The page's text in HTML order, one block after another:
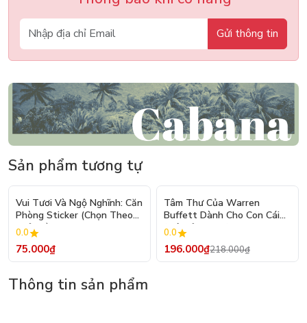
Gửi thông tin
Sản phẩm tương tự
Vui Tươi Và Ngộ Nghĩnh: Căn
Phòng Sticker (Chọn Theo
Chủ Đề) - Hơn 250 Sticker
0.0
75.000₫
Tâm Thư Của Warren
Buffett Dành Cho Con Cái
(Tái Bản 2026)
0.0
196.000₫218.000₫
Thông tin sản phẩm